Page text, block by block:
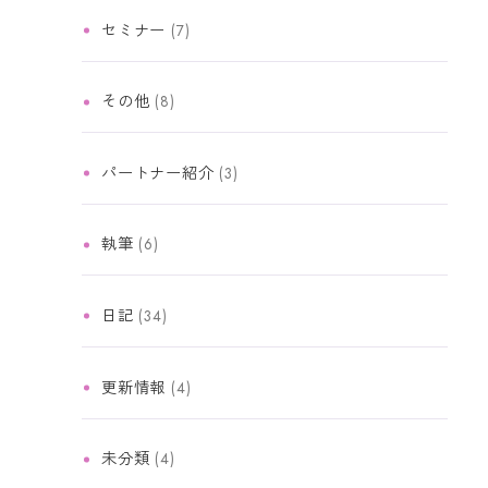
セミナー (7)
その他 (8)
パートナー紹介 (3)
執筆 (6)
日記 (34)
更新情報 (4)
未分類 (4)